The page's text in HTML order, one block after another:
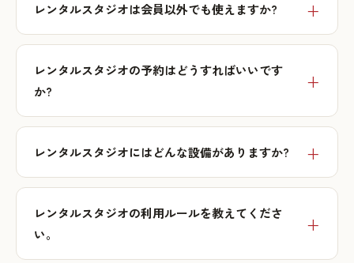
レンタルスタジオは会員以外でも使えますか?
レンタルスタジオの予約はどうすればいいです
か?
レンタルスタジオにはどんな設備がありますか?
レンタルスタジオの利用ルールを教えてくださ
い。